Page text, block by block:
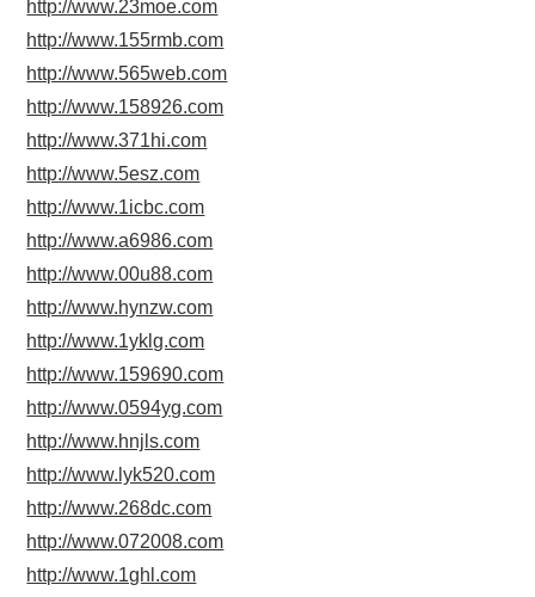
http://www.23moe.com
http://www.155rmb.com
http://www.565web.com
http://www.158926.com
http://www.371hi.com
http://www.5esz.com
http://www.1icbc.com
http://www.a6986.com
http://www.00u88.com
http://www.hynzw.com
http://www.1yklg.com
http://www.159690.com
http://www.0594yg.com
http://www.hnjls.com
http://www.lyk520.com
http://www.268dc.com
http://www.072008.com
http://www.1ghl.com